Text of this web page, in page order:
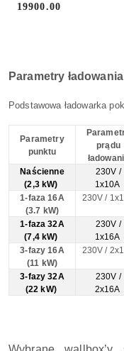
Cena:
19900.00
Parametry
Podstawowa ładowarka
Parametry
punktu
prądu
Naścienne
(2,3 kW)
230V /
1x10A
1-faza 16A
(3.7 kW)
230V /
1-faza 32A
(7,4 kW)
230V /
1x16A
3-fazy 16A
(11 kW)
230V /
3-fazy 32A
(22 kW)
230V /
2x16A